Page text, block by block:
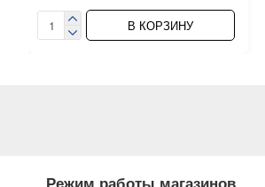
В КОРЗИНУ
Режим работы магазинов